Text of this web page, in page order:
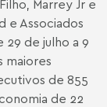
Marrey Jr e
e Associados
29 de julho a 9
maiores
de 855
de 22